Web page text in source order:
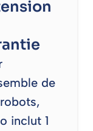
de
inclut 1